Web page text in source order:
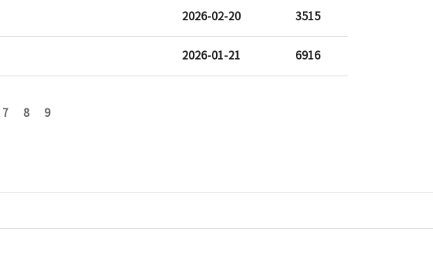
2026-02-20 3515
2026-01-21 6916
7 8 9